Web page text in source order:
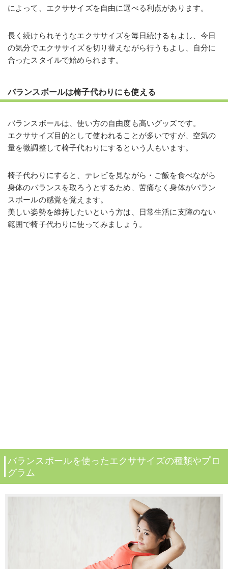
によって、エクササイズを自由に選べる利点があります。
長く続けられそうなエクササイズを毎日続けるもよし、今日
の気分でエクササイズを切り替えながら行うもよし、自分に
合ったスタイルで始められます。
バランスボールは椅子代わりにも使える
バランスボールは、使い方の自由度も高いグッズです。
エクササイズ目的として使われることが多いですが、空気の
量を微調整して椅子代わりにするという人もいます。
椅子代わりにすると、テレビを見ながら・ご飯を食べながら
身体のバランスを取ろうとするため、苦痛なく身体がバラン
スボールの感覚を覚えます。
美しい姿勢を維持したいという方は、日常生活に支障のない
範囲で椅子代わりに使ってみましょう。
バランスボールを使ったエクササイズの種類やプロ
グラム